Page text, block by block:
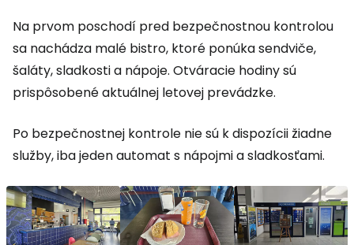
Na prvom poschodí pred bezpečnostnou kontrolou
sa nachádza malé bistro, ktoré ponúka sendviče,
šaláty, sladkosti a nápoje. Otváracie hodiny sú
prispôsobené aktuálnej letovej prevádzke.
Po bezpečnostnej kontrole nie sú k dispozícii žiadne
služby, iba jeden automat s nápojmi a sladkosťami.